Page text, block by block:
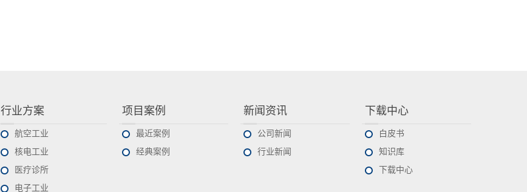
行业方案
航空工业
核电工业
医疗诊所
电子工业
项目案例
最近案例
经典案例
新闻资讯
公司新闻
行业新闻
下载中心
白皮书
知识库
下载中心